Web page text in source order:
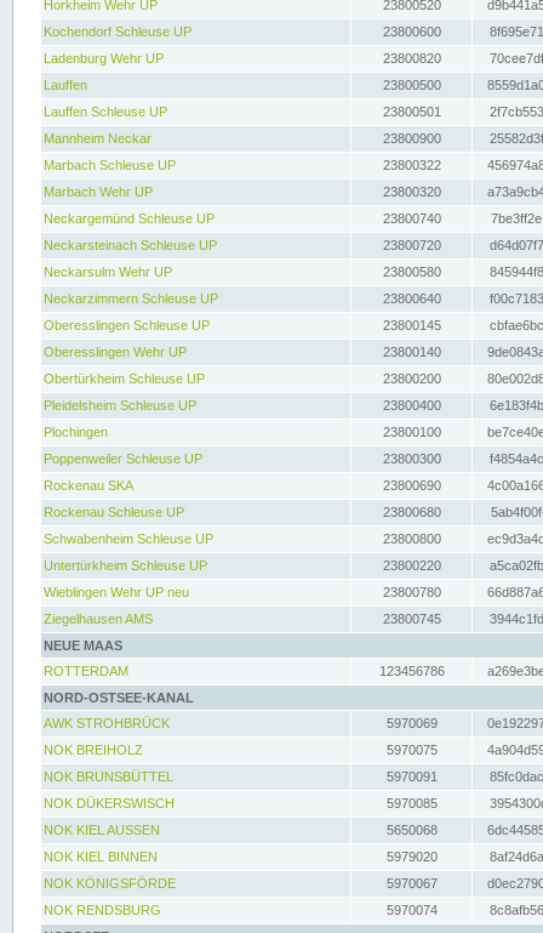
Horkheim Wehr UP
23800520
Kochendorf Schleuse UP
23800600
Ladenburg Wehr UP
23800820
Lauffen
23800500
Lauffen Schleuse UP
23800501
Mannheim Neckar
23800900
Marbach Schleuse UP
23800322
Marbach Wehr UP
23800320
Neckargemünd Schleuse UP
23800740
Neckarsteinach Schleuse UP
23800720
Neckarsulm Wehr UP
23800580
Neckarzimmern Schleuse UP
23800640
Oberesslingen Schleuse UP
23800145
Oberesslingen Wehr UP
23800140
Obertürkheim Schleuse UP
23800200
Pleidelsheim Schleuse UP
23800400
Plochingen
23800100
Poppenweiler Schleuse UP
23800300
Rockenau SKA
23800690
Rockenau Schleuse UP
23800680
Schwabenheim Schleuse UP
23800800
Untertürkheim Schleuse UP
23800220
Wieblingen Wehr UP neu
23800780
Ziegelhausen AMS
23800745
NEUE MAAS
ROTTERDAM
123456786
NORD-OSTSEE-KANAL
AWK STROHBRÜCK
5970069
NOK BREIHOLZ
5970075
NOK BRUNSBÜTTEL
5970091
NOK DÜKERSWISCH
5970085
NOK KIEL AUSSEN
5650068
NOK KIEL BINNEN
5979020
NOK KÖNIGSFÖRDE
5970067
NOK RENDSBURG
5970074